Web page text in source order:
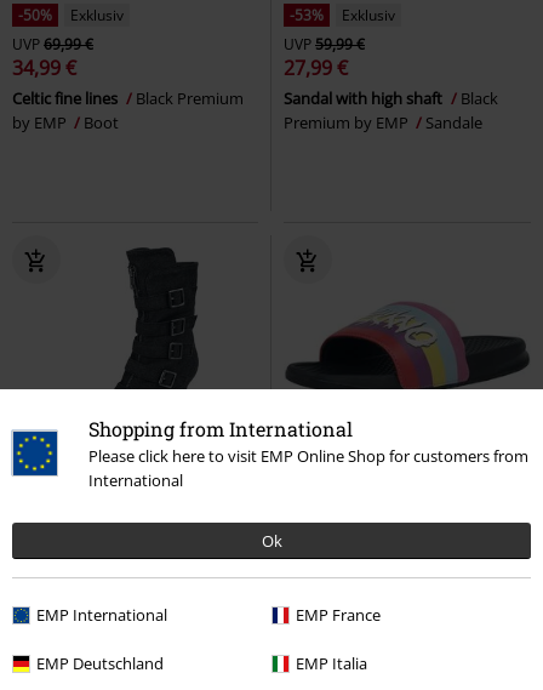
Shopping from International
Please click here to visit EMP Online Shop for customers from
International
Ok
EMP International EMP France
EMP Deutschland EMP Italia
-50%
Exklusiv
UVP69,99 €
34,99 €
Celtic fine lines
Black Premium
by EMP
Boot
-53%
Exklusiv
UVP59,99 €
27,99 €
Sandal with high shaft
Black
Premium by EMP
Sandale
-75%
Exklusiv
19,99 €
Jeans Heels
Rock Rebel by EMP
Stiefel
19,99 €
EMP Signature Collection
Electric Callboy
Sandale